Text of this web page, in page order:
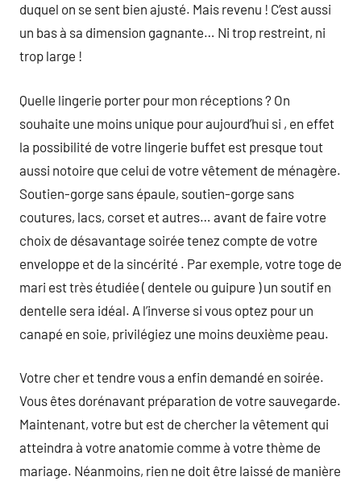
duquel on se sent bien ajusté. Mais revenu ! C’est aussi
un bas à sa dimension gagnante… Ni trop restreint, ni
trop large !
Quelle lingerie porter pour mon réceptions ? On
souhaite une moins unique pour aujourd’hui si , en effet
la possibilité de votre lingerie buffet est presque tout
aussi notoire que celui de votre vêtement de ménagère.
Soutien-gorge sans épaule, soutien-gorge sans
coutures, lacs, corset et autres… avant de faire votre
choix de désavantage soirée tenez compte de votre
enveloppe et de la sincérité . Par exemple, votre toge de
mari est très étudiée ( dentele ou guipure ) un soutif en
dentelle sera idéal. A l’inverse si vous optez pour un
canapé en soie, privilégiez une moins deuxième peau.
Votre cher et tendre vous a enfin demandé en soirée.
Vous êtes dorénavant préparation de votre sauvegarde.
Maintenant, votre but est de chercher la vêtement qui
atteindra à votre anatomie comme à votre thème de
mariage. Néanmoins, rien ne doit être laissé de manière